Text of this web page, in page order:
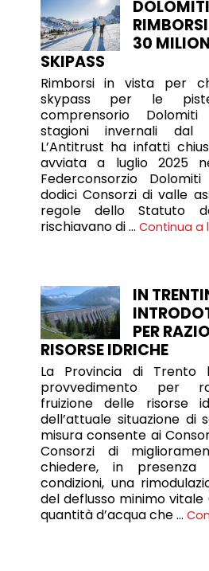
30
SKIPASS
Rimborsi in vista per
skypass per le
comprensorio
stagioni invernali dal
L’Antitrust ha infatti
avviata a luglio 2025
Federconsorzio
dodici Consorzi di valle
regole dello Statuto
rischiavano di … Continua a
IN
PER
RISORSE IDRICHE
La Provincia di
provvedimento per
fruizione delle risorse
dell’attuale situazione di
misura consente ai
Consorzi di
chiedere, in presenza
condizioni, una
del deflusso minimo
quantità d’acqua che …